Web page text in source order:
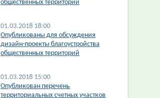
общественных территорий
01.03.2018 18:00
Опубликованы для обсуждения
дизайн-проекты благоустройства
общественных территорий
01.03.2018 15:00
Опубликован перечень
территориальных счетных участков